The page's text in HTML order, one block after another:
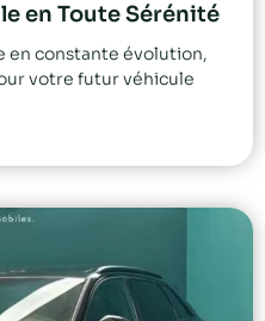
en Toute Sérénité
en constante évolution,
votre futur véhicule